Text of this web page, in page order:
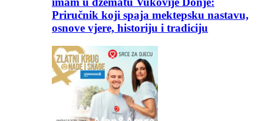
Priručnik koji spaja mektepsku nastavu,
osnove vjere, historiju i tradiciju